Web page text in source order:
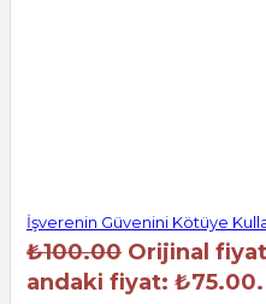
İşverenin Güvenini Kötüye
₺100.00 Orijinal
andaki fiyat: ₺75.00.